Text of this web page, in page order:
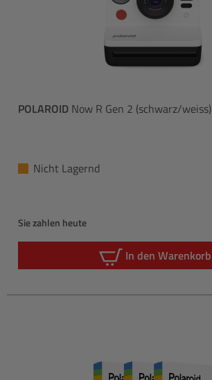
POLAROID Now R Gen 2 (schwarz/weiss)
Nicht Lagernd
Sie zahlen heute
In den Warenkorb